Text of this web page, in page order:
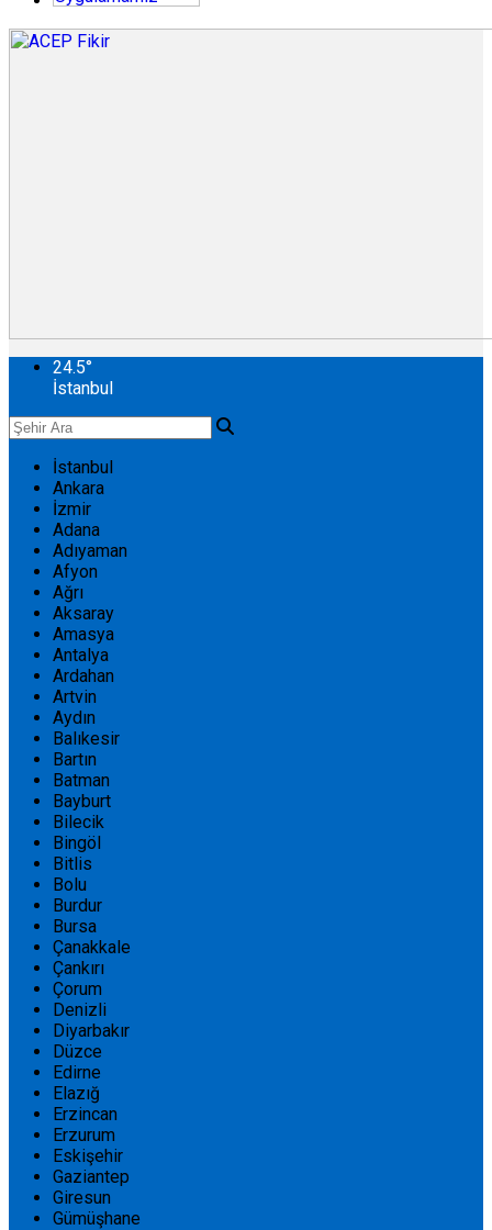
24.5°
İstanbul
İstanbul
Ankara
İzmir
Adana
Adıyaman
Afyon
Ağrı
Aksaray
Amasya
Antalya
Ardahan
Artvin
Aydın
Balıkesir
Bartın
Batman
Bayburt
Bilecik
Bingöl
Bitlis
Bolu
Burdur
Bursa
Çanakkale
Çankırı
Çorum
Denizli
Diyarbakır
Düzce
Edirne
Elazığ
Erzincan
Erzurum
Eskişehir
Gaziantep
Giresun
Gümüşhane